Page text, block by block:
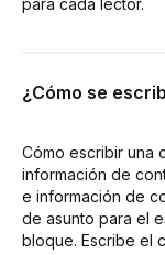
para cada lector.
¿Cómo se
Cómo escribir una
información de
e información de
de asunto para el
bloque. Escribe el